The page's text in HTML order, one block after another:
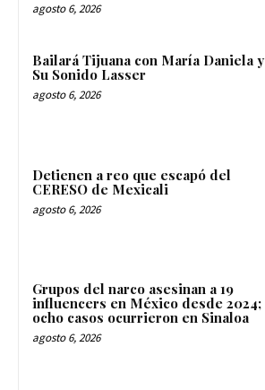
agosto 6, 2026
Bailará Tijuana con María Daniela y
Su Sonido Lasser
agosto 6, 2026
Detienen a reo que escapó del
CERESO de Mexicali
agosto 6, 2026
Grupos del narco asesinan a 19
influencers en México desde 2024;
ocho casos ocurrieron en Sinaloa
agosto 6, 2026